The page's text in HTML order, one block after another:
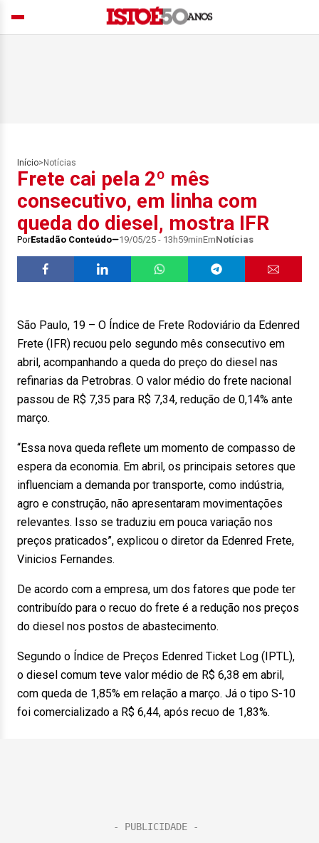
Início> Notícias
Frete cai pela 2º mês
consecutivo, em linha com
queda do diesel, mostra IFR
PorEstadão Conteúdo 19/05/25 - 13h59minEmNotícias
São Paulo, 19 – O Índice de Frete Rodoviário da Edenred
Frete (IFR) recuou pelo segundo mês consecutivo em
abril, acompanhando a queda do preço do diesel nas
refinarias da Petrobras. O valor médio do frete nacional
passou de R$ 7,35 para R$ 7,34, redução de 0,14% ante
março.
“Essa nova queda reflete um momento de compasso de
espera da economia. Em abril, os principais setores que
influenciam a demanda por transporte, como indústria,
agro e construção, não apresentaram movimentações
relevantes. Isso se traduziu em pouca variação nos
preços praticados”, explicou o diretor da Edenred Frete,
Vinicios Fernandes.
De acordo com a empresa, um dos fatores que pode ter
contribuído para o recuo do frete é a redução nos preços
do diesel nos postos de abastecimento.
Segundo o Índice de Preços Edenred Ticket Log (IPTL),
o diesel comum teve valor médio de R$ 6,38 em abril,
com queda de 1,85% em relação a março. Já o tipo S-10
foi comercializado a R$ 6,44, após recuo de 1,83%.